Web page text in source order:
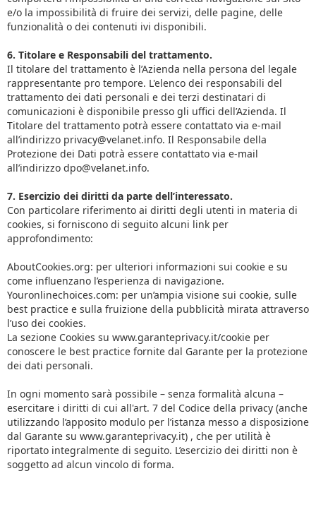
e/o la impossibilità di fruire dei servizi, delle pagine, delle
funzionalità o dei contenuti ivi disponibili.
6. Titolare e Responsabili del trattamento.
Il titolare del trattamento è l’Azienda nella persona del legale
rappresentante pro tempore. L'elenco dei responsabili del
trattamento dei dati personali e dei terzi destinatari di
comunicazioni è disponibile presso gli uffici dell’Azienda. Il
Titolare del trattamento potrà essere contattato via e-mail
all’indirizzo privacy@velanet.info. Il Responsabile della
Protezione dei Dati potrà essere contattato via e-mail
all’indirizzo dpo@velanet.info.
7. Esercizio dei diritti da parte dell’interessato.
Con particolare riferimento ai diritti degli utenti in materia di
cookies, si forniscono di seguito alcuni link per
approfondimento:
AboutCookies.org: per ulteriori informazioni sui cookie e su
come influenzano l’esperienza di navigazione.
Youronlinechoices.com: per un’ampia visione sui cookie, sulle
best practice e sulla fruizione della pubblicità mirata attraverso
l’uso dei cookies.
La sezione Cookies su www.garanteprivacy.it/cookie per
conoscere le best practice fornite dal Garante per la protezione
dei dati personali.
In ogni momento sarà possibile – senza formalità alcuna –
esercitare i diritti di cui all'art. 7 del Codice della privacy (anche
utilizzando l’apposito modulo per l’istanza messo a disposizione
dal Garante su www.garanteprivacy.it) , che per utilità è
riportato integralmente di seguito. L’esercizio dei diritti non è
soggetto ad alcun vincolo di forma.